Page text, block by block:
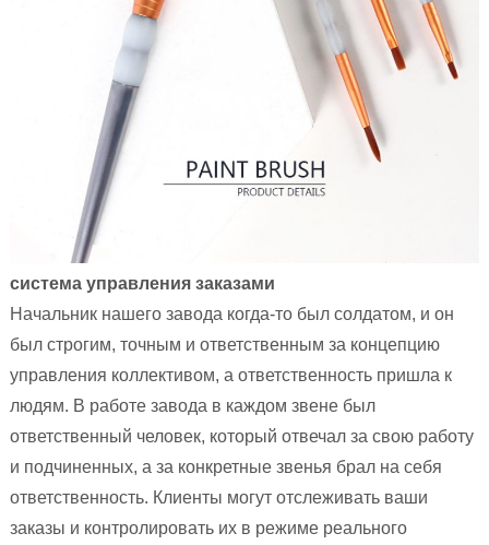
система управления заказами
Начальник нашего завода когда-то был солдатом, и он
был строгим, точным и ответственным за концепцию
управления коллективом, а ответственность пришла к
людям. В работе завода в каждом звене был
ответственный человек, который отвечал за свою работу
и подчиненных, а за конкретные звенья брал на себя
ответственность. Клиенты могут отслеживать ваши
заказы и контролировать их в режиме реального